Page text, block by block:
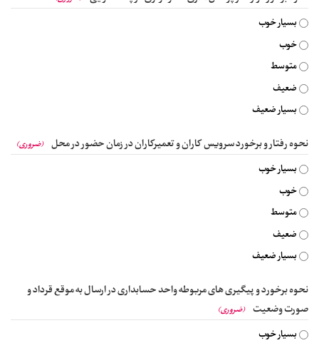
بسیار خوب
خوب
متوسط
ضعیف
بسیار ضعیف
نحوه رفتار و برخورد سرویس کاران و تعمیرکاران در زمان حضور در محل (ضروری)
بسیار خوب
خوب
متوسط
ضعیف
بسیار ضعیف
نحوه برخورد و پیگیری های مربوطه واحد حسابداری در ارسال به موقع قرداد و
صورت وضعیت (ضروری)
بسیار خوب